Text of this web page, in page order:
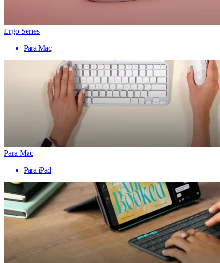
Ergo Series
Para Mac
Para Mac
Para iPad